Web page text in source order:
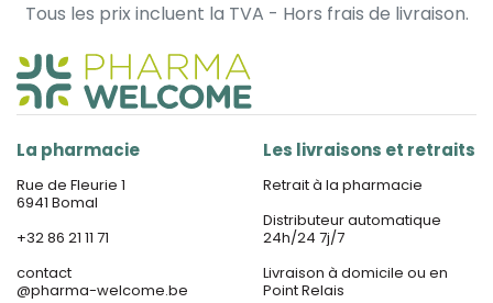
Tous les prix incluent la TVA - Hors frais de livraison.
La pharmacie
Rue de Fleurie 1
6941 Bomal
+32 86 21 11 71
contact
@pharma-welcome.be
Les livraisons et retraits
Retrait à la pharmacie
Distributeur automatique
24h/24 7j/7
Livraison à domicile ou en
Point Relais